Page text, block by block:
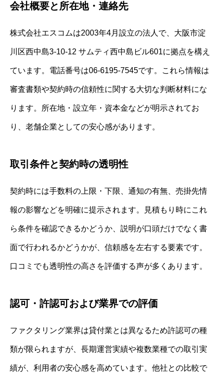
会社概要と所在地・連絡先
株式会社エスコムは2003年4月設立の法人で、大阪市淀
川区西中島3-10-12 サムティ西中島ビル601に拠点を構え
ています。電話番号は06-6195-7545です。これら情報は
審査書類や契約時の信頼性に関する大切な判断材料にな
ります。所在地・設立年・資本金などが明示されてお
り、老舗企業としての安心感があります。
取引条件と契約時の透明性
契約時には手数料の上限・下限、通知の有無、売掛先情
報の影響などを明確に提示されます。見積もり時にこれ
ら条件を確認できるかどうか、説明が口頭だけでなく書
面で行われるかどうかが、信頼感を左右する要素です。
口コミでも透明性の高さを評価する声が多くあります。
認可・許認可および業界での評価
ファクタリング業界は貸付業とは異なるため許認可の種
類が限られますが、長期運営実績や複数業種での取引実
績が、利用者の安心感を高めています。他社との比較で